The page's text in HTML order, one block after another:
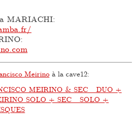
MARIACHI:
Meirino à la cave12:
MEIRINO & SEC_ DUO +
SOLO + SEC_ SOLO +